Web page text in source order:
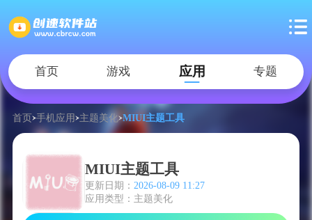
首页 游戏 应用 专题
首页 手机应用 主题美化 MIUI主题工具
MIUI主题工具
更新日期： 2026-08-09 11:27
应用类型：主题美化